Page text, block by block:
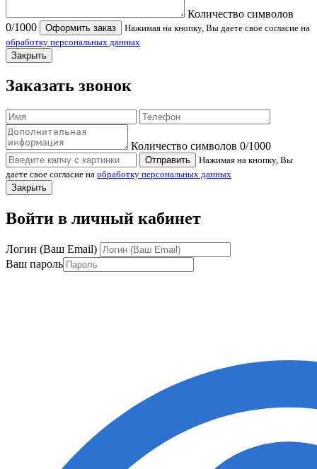
Количество символов
0/1000 Оформить заказ
Нажимая на кнопку, Вы даете свое согласие на
обработку персональных данных
Закрыть
Заказать звонок
Количество символов 0/1000
Отправить
Нажимая на кнопку, Вы
даете свое согласие на обработку персональных данных
Закрыть
Войти в личный кабинет
Логин (Ваш Email)
Ваш пароль